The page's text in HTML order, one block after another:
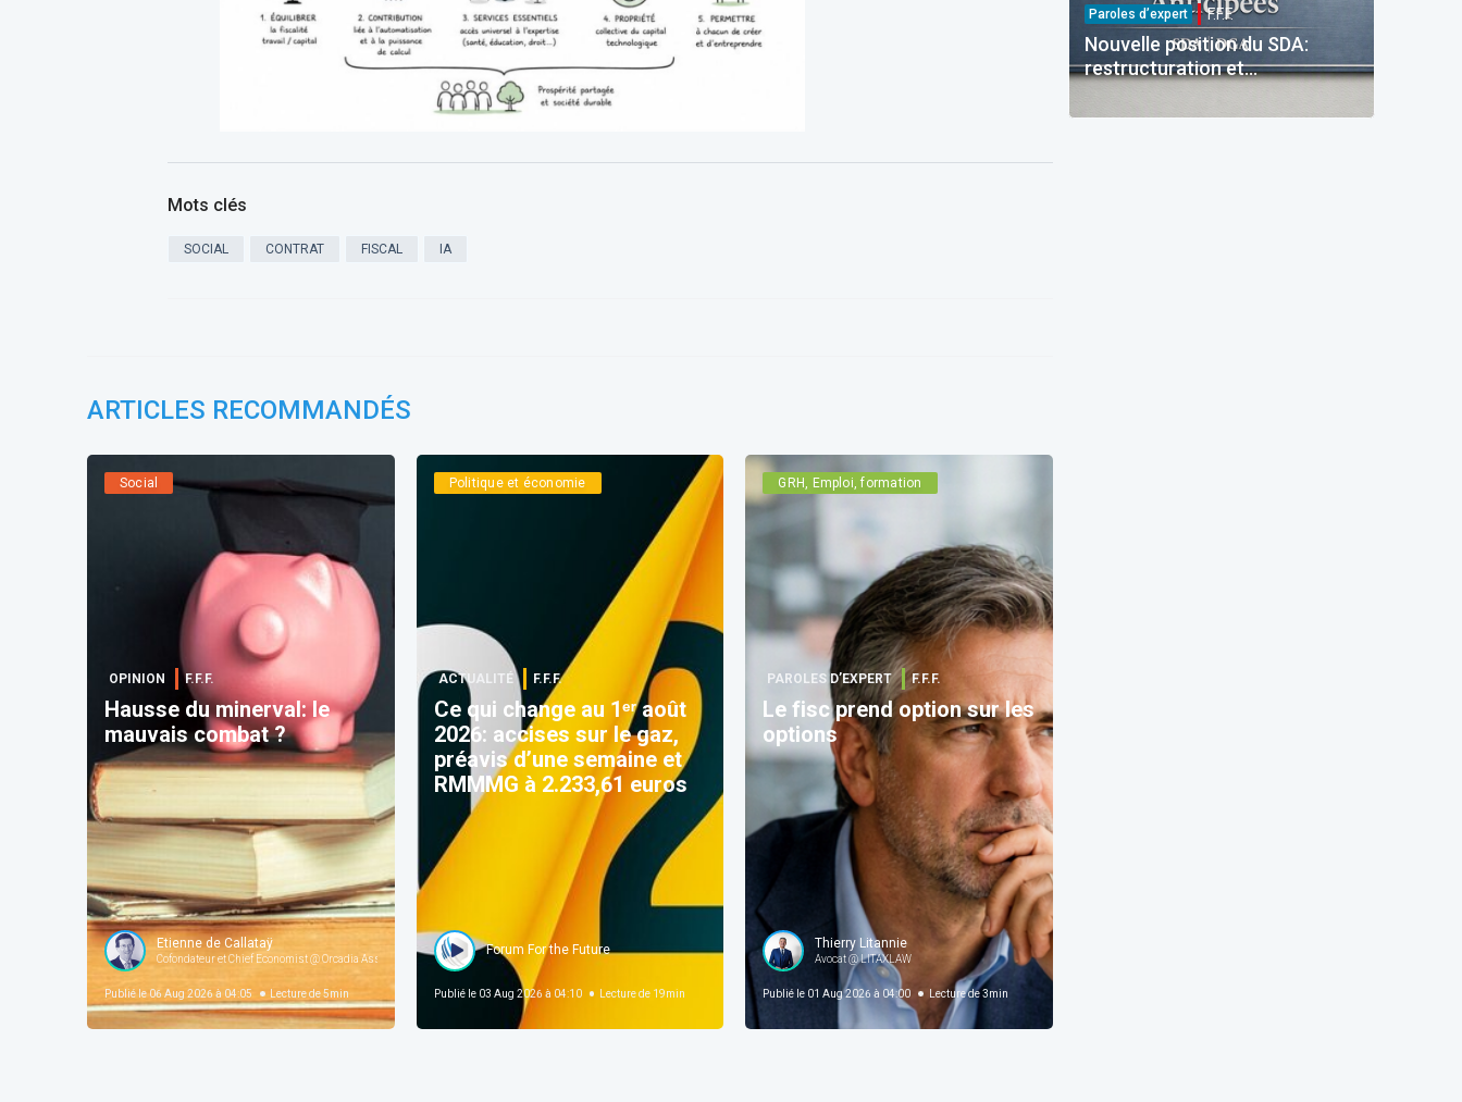
Mots clés
SOCIAL CONTRAT FISCAL IA
ARTICLES RECOMMANDÉS
Social
OPINION F.F.F.
Hausse du minerval: le
mauvais combat ?
Etienne de Callataÿ
Cofondateur et Chief Economist @ Orcadia Asset Management
Publié le 06 Aug 2026 à 04:05 Lecture de 5min
Politique et économie
ACTUALITÉ F.F.F.
Ce qui change au 1ᵉʳ août
2026: accises sur le gaz,
préavis d’une semaine et
RMMMG à 2.233,61 euros
Forum For the Future
Publié le03 Aug 2026 à 04:10 Lecture de 19min
GRH, Emploi, formation
PAROLES D’EXPERT F.F.F.
Le fisc prend option sur les
options
Thierry Litannie
Avocat @ LITAXLAW
Publié le 01 Aug 2026 à 04:00 Lecture de 3min
Paroles d’expert F.F.F.
Nouvelle position du SDA:
restructuration et